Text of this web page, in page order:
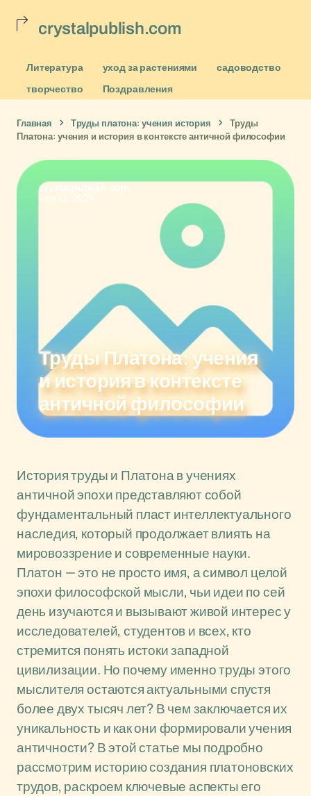
crystalpublish.com
Литература уход за растениями
садоводство
творчество
Поздравления
Главная Труды платона: учения история
Труды
Платона: учения и история в контексте античной философии
crystalpublish.com
ноя 12, 2025
Труды Платона: учения
и история в контексте
античной философии
История труды и Платона в учениях
античной эпохи представляют собой
фундаментальный пласт интеллектуального
наследия, который продолжает влиять на
мировоззрение и современные науки.
Платон — это не просто имя, а символ целой
эпохи философской мысли, чьи идеи по сей
день изучаются и вызывают живой интерес у
исследователей, студентов и всех, кто
стремится понять истоки западной
цивилизации. Но почему именно труды этого
мыслителя остаются актуальными спустя
более двух тысяч лет? В чем заключается их
уникальность и как они формировали учения
античности? В этой статье мы подробно
рассмотрим историю создания платоновских
трудов, раскроем ключевые аспекты его